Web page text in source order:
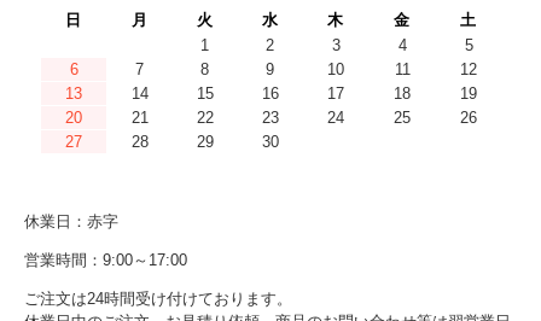
日
月 火 水 木 金
土
1
2 3 4
5
6
7 8 9 10 11
12
13
14 15 16 17 18
19
20
21 22 23 24 25
26
27
28 29 30
休業日：赤字
営業時間：9:00～17:00
ご注文は24時間受け付けております。